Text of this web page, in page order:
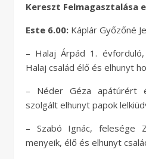
Kereszt Felmagasztalása
Este 6.00: Káplár Győzőné
– Halaj Árpád 1.
Halaj család élő és elhunyt
– Néder Géza apátúrért
szolgált elhunyt papok
– Szabó Ignác, felesége
menyeik, élő és elhunyt